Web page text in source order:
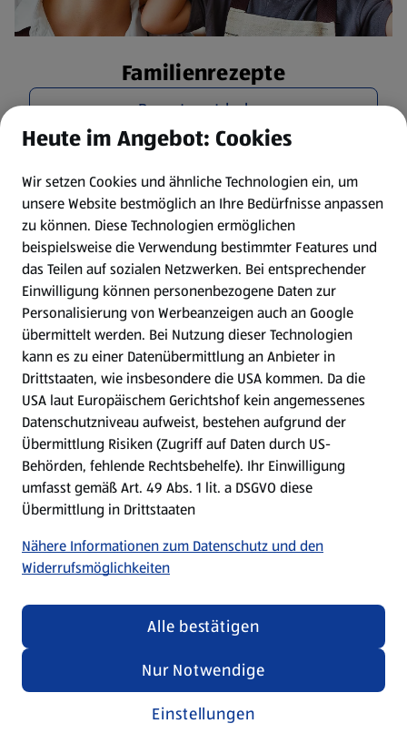
Familienrezepte
Rezepte entdecken
Kochen für Kinder
Rezepte entdecken
Heute im Angebot: Cookies
Wir setzen Cookies und ähnliche Technologien ein, um
unsere Website bestmöglich an Ihre Bedürfnisse anpassen
zu können. Diese Technologien ermöglichen
beispielsweise die Verwendung bestimmter Features und
das Teilen auf sozialen Netzwerken. Bei entsprechender
Einwilligung können personenbezogene Daten zur
Personalisierung von Werbeanzeigen auch an Google
übermittelt werden. Bei Nutzung dieser Technologien
kann es zu einer Datenübermittlung an Anbieter in
Drittstaaten, wie insbesondere die USA kommen. Da die
USA laut Europäischem Gerichtshof kein angemessenes
Datenschutzniveau aufweist, bestehen aufgrund der
Übermittlung Risiken (Zugriff auf Daten durch US-
Behörden, fehlende Rechtsbehelfe). Ihr Einwilligung
umfasst gemäß Art. 49 Abs. 1 lit. a DSGVO diese
Übermittlung in Drittstaaten
Nähere Informationen zum Datenschutz und den
Widerrufsmöglichkeiten
Einstellungen
Nur Notwendige
Alle bestätigen